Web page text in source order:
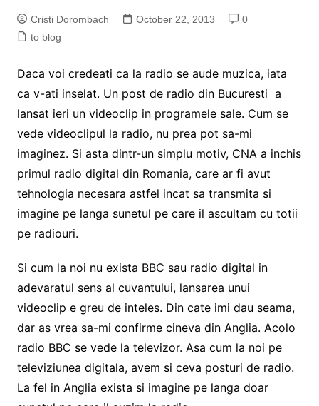
Cristi Dorombach October 22, 2013
0
to blog
Daca voi credeati ca la radio se aude muzica, iata
ca v-ati inselat. Un post de radio din Bucuresti a
lansat ieri un videoclip in programele sale. Cum se
vede videoclipul la radio, nu prea pot sa-mi
imaginez. Si asta dintr-un simplu motiv, CNA a inchis
primul radio digital din Romania, care ar fi avut
tehnologia necesara astfel incat sa transmita si
imagine pe langa sunetul pe care il ascultam cu totii
pe radiouri.
Si cum la noi nu exista BBC sau radio digital in
adevaratul sens al cuvantului, lansarea unui
videoclip e greu de inteles. Din cate imi dau seama,
dar as vrea sa-mi confirme cineva din Anglia. Acolo
radio BBC se vede la televizor. Asa cum la noi pe
televiziunea digitala, avem si ceva posturi de radio.
La fel in Anglia exista si imagine pe langa doar